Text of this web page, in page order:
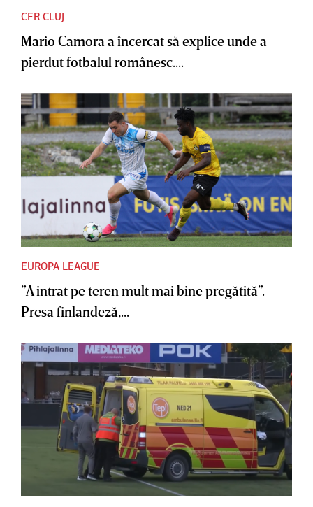
CFR CLUJ
Mario Camora a încercat să explice unde a
pierdut fotbalul românesc....
EUROPA LEAGUE
”A intrat pe teren mult mai bine pregătită”.
Presa finlandeză,...